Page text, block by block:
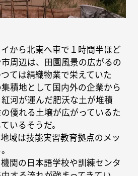
から北東へ車で１時間半ほど
周辺は、田園風景の広がるの
ては絹織物業で栄えていた
積地として国内外の企業から
河が運んだ肥沃な土が堆積
優れる土壌が広がっているた
いるそうだ。
域は技能実習教育拠点のメッ
関の日本語学校や訓練センタ